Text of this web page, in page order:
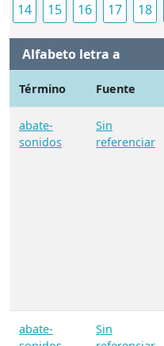
14
15 16 17 18
Alfabeto letra a
Término Fuente
abate-
sonidos
Sin
referenciar
abate-
Sin